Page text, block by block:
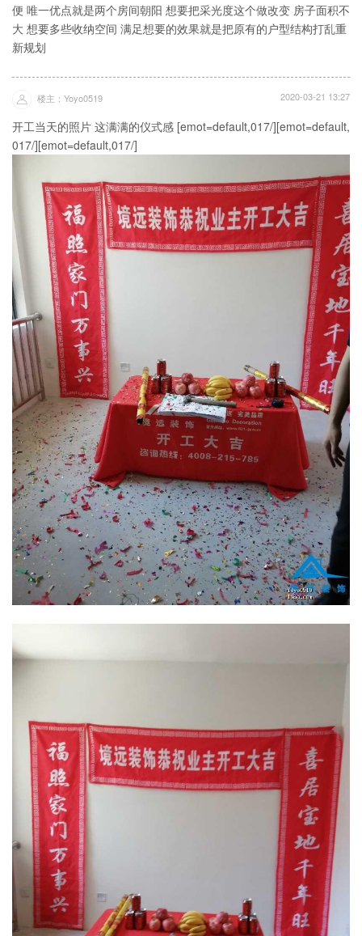
便 唯一优点就是两个房间朝阳 想要把采光度这个做改变 房子面积不
大 想要多些收纳空间 满足想要的效果就是把原有的户型结构打乱重
新规划
楼主：Yoyo0519 2020-03-21 13:27
开工当天的照片 这满满的仪式感 [emot=default,017/][emot=default,
017/][emot=default,017/]